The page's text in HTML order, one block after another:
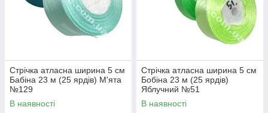
Стрічка атласна ширина 5 см
Бабіна 23 м (25 ярдів) М'ята
№129
В наявності
Стрічка атласна ширина 5 см
Бобіна 23 м (25 ярдів)
Яблучний №51
В наявності